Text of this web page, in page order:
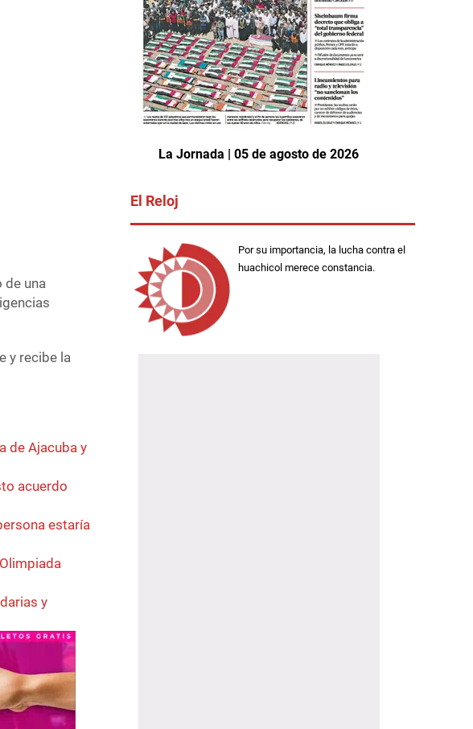
de una
y recibe la
de Ajacuba y
acuerdo
estaría
y
La Jornada | 05 de agosto de 2026
El Reloj
Por su importancia, la lucha contra el
huachicol merece constancia.